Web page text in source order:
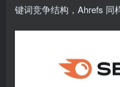
键词竞争结构，Ahrefs 同